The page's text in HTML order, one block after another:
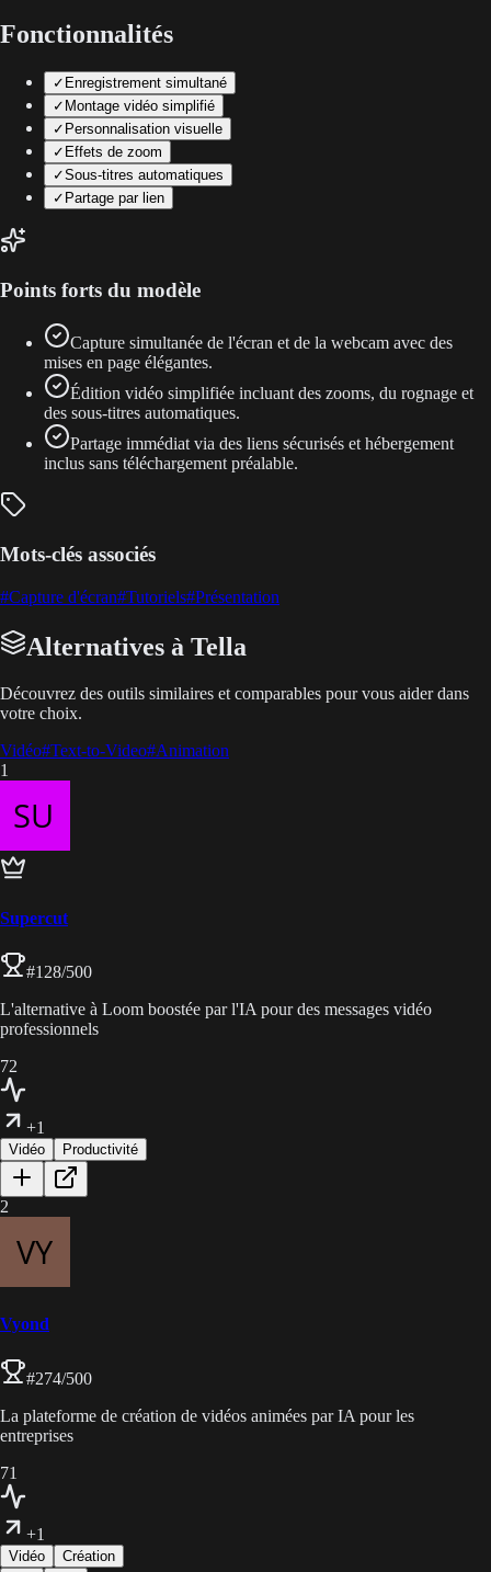
Fonctionnalités
✓ Enregistrement simultané
✓ Montage vidéo simplifié
✓ Personnalisation visuelle
✓ Effets de zoom
✓Sous-titres automatiques
✓ Partage par lien
Points forts du modèle
Capture simultanée de l'écran et de la webcam avec des
mises en page élégantes.
Édition vidéo simplifiée incluant des zooms, du rognage et
des sous-titres automatiques.
Partage immédiat via des liens sécurisés et hébergement
inclus sans téléchargement préalable.
Mots-clés associés
#Capture d'écran#Tutoriels#Présentation
Alternatives à Tella
Découvrez des outils similaires et comparables pour vous aider dans
votre choix.
Vidéo#Text-to-Video#Animation
1
Supercut
#128/500
L'alternative à Loom boostée par l'IA pour des messages vidéo
professionnels
72
+1
Vidéo Productivité
2
Vyond
#274/500
La plateforme de création de vidéos animées par IA pour les
entreprises
71
+1
Vidéo Création